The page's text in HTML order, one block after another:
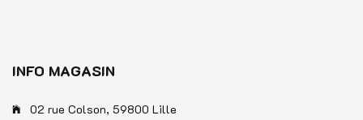
INFO MAGASIN
02 rue Colson, 59800 Lille